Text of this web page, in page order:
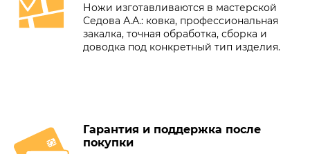
Ножи изготавливаются в мастерской
Седова А.А.: ковка, профессиональная
закалка, точная обработка, сборка и
доводка под конкретный тип изделия.
Гарантия и поддержка после
покупки